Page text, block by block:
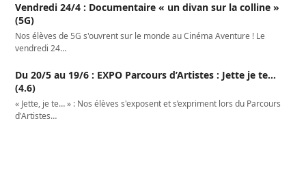
Vendredi 24/4 : Documentaire « un divan sur la colline »
(5G)
Nos élèves de 5G s'ouvrent sur le monde au Cinéma Aventure ! Le
vendredi 24…
Du 20/5 au 19/6 : EXPO Parcours d’Artistes : Jette je te…
(4.6)
« Jette, je te… » : Nos élèves s'exposent et s’expriment lors du Parcours
d'Artistes…